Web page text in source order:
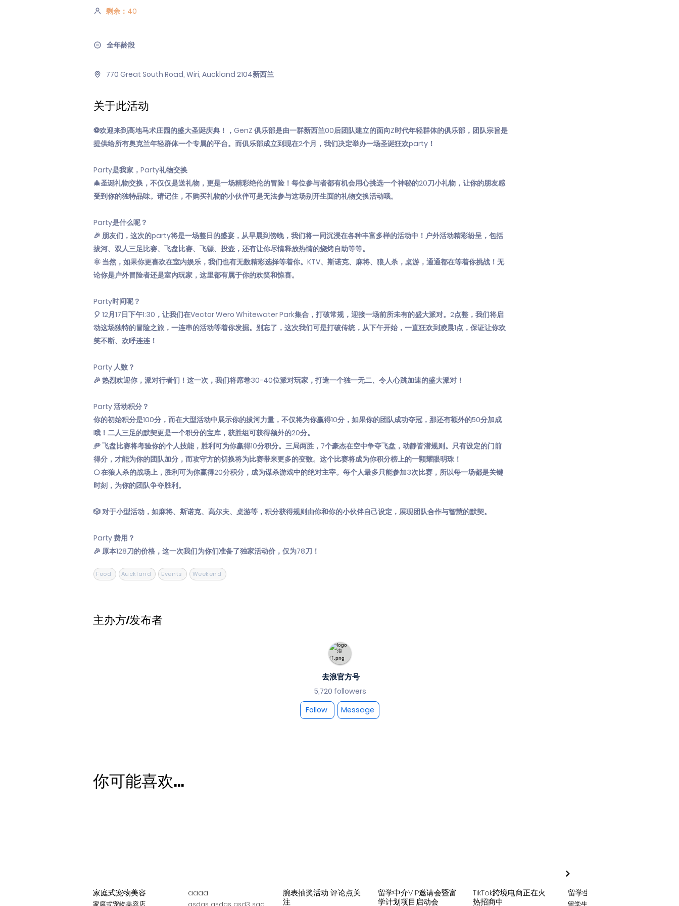
剩余：40
全年龄段
770 Great South Road, Wiri, Auckland 2104新西兰
关于此活动
⚽欢迎来到高地马术庄园的盛大圣诞庆典！，GenZ 俱乐部是由一群新西兰00后团队建立的面向Z时代年轻群体的俱乐部，团队宗旨是
提供给所有奥克兰年轻群体一个专属的平台。而俱乐部成立到现在2个月，我们决定举办一场圣诞狂欢party！
Party是我家，Party礼物交换
🎄圣诞礼物交换，不仅仅是送礼物，更是一场精彩绝伦的冒险！每位参与者都有机会用心挑选一个神秘的20刀小礼物，让你的朋友感
受到你的独特品味。请记住，不购买礼物的小伙伴可是无法参与这场别开生面的礼物交换活动哦。
Party是什么呢？
🎉 朋友们，这次的party将是一场整日的盛宴，从早晨到傍晚，我们将一同沉浸在各种丰富多样的活动中！户外活动精彩纷呈，包括
拔河、双人三足比赛、飞盘比赛、飞镖、投壶，还有让你尽情释放热情的烧烤自助等等。
🌞 当然，如果你更喜欢在室内娱乐，我们也有无数精彩选择等着你。KTV、斯诺克、麻将、狼人杀，桌游，通通都在等着你挑战！无
论你是户外冒险者还是室内玩家，这里都有属于你的欢笑和惊喜。
Party时间呢？
🎈 12月17日下午1:30，让我们在Vector Wero Whitewater Park集合，打破常规，迎接一场前所未有的盛大派对。2点整，我们将启
动这场独特的冒险之旅，一连串的活动等着你发掘。别忘了，这次我们可是打破传统，从下午开始，一直狂欢到凌晨1点，保证让你欢
笑不断、欢呼连连！
Party 人数？
🎉 热烈欢迎你，派对行者们！这一次，我们将席卷30-40位派对玩家，打造一个独一无二、令人心跳加速的盛大派对！
Party 活动积分？
你的初始积分是100分，而在大型活动中展示你的拔河力量，不仅将为你赢得10分，如果你的团队成功夺冠，那还有额外的50分加成
哦！二人三足的默契更是一个积分的宝库，获胜组可获得额外的20分。
🥏 飞盘比赛将考验你的个人技能，胜利可为你赢得10分积分。三局两胜，7个豪杰在空中争夺飞盘，动静皆潜规则。只有设定的门前
得分，才能为你的团队加分，而攻守方的切换将为比赛带来更多的变数。这个比赛将成为你积分榜上的一颗耀眼明珠！
🌕 在狼人杀的战场上，胜利可为你赢得20分积分，成为谋杀游戏中的绝对主宰。每个人最多只能参加3次比赛，所以每一场都是关键
时刻，为你的团队争夺胜利。
🎲 对于小型活动，如麻将、斯诺克、高尔夫、桌游等，积分获得规则由你和你的小伙伴自己设定，展现团队合作与智慧的默契。
Party 费用？
🎉 原本128刀的价格，这一次我们为你们准备了独家活动价，仅为78刀！
Food Auckland Events Weekend
主办方/发布者
去浪官方号
5,720 followers
Follow
Message
你可能喜欢...
家庭式宠物美容 aaaa
腕表抽奖活动 评论点关
注
留学中介VIP邀请会暨富
学计划项目启动会
TikTok跨境电商正在火
热招商中
留学生贷款